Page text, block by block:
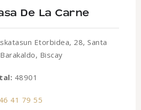
De La Carne
Etorbidea, 28, Santa
Biscay
48901
41 79 55